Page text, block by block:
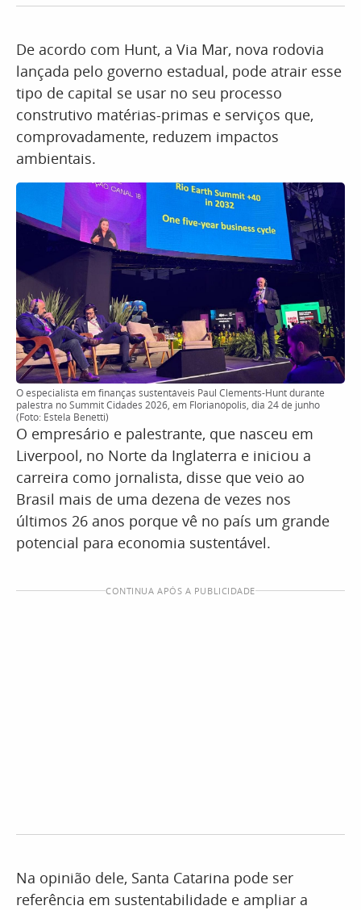
De acordo com Hunt, a Via Mar, nova rodovia
lançada pelo governo estadual, pode atrair esse
tipo de capital se usar no seu processo
construtivo matérias-primas e serviços que,
comprovadamente, reduzem impactos
ambientais.
O especialista em finanças sustentáveis Paul Clements-Hunt durante
palestra no Summit Cidades 2026, em Florianópolis, dia 24 de junho
(Foto: Estela Benetti)
O empresário e palestrante, que nasceu em
Liverpool, no Norte da Inglaterra e iniciou a
carreira como jornalista, disse que veio ao
Brasil mais de uma dezena de vezes nos
últimos 26 anos porque vê no país um grande
potencial para economia sustentável.
CONTINUA APÓS A PUBLICIDADE
Na opinião dele, Santa Catarina pode ser
referência em sustentabilidade e ampliar a